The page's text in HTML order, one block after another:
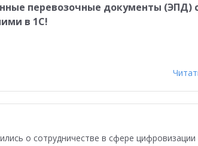
перевозочные документы (ЭПД)
в 1С!
о сотрудничестве в сфере цифровизации